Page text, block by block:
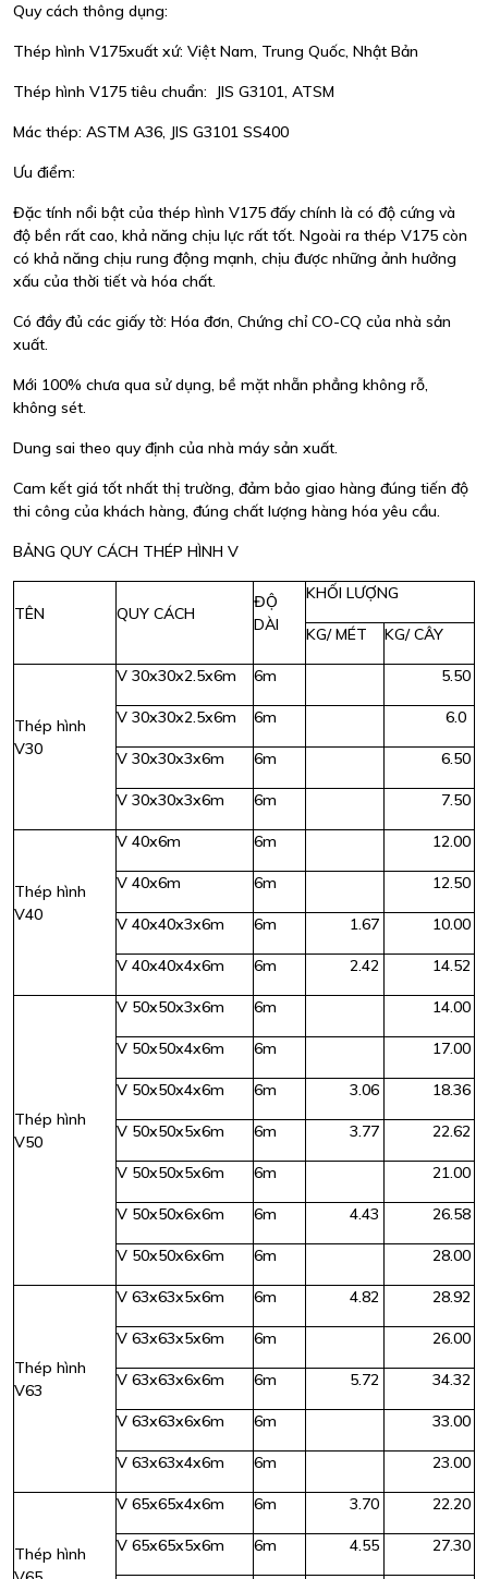
Quy cách thông dụng:
Thép hình V175xuất xứ: Việt Nam, Trung Quốc, Nhật Bản
Thép hình V175 tiêu chuẩn: JIS G3101, ATSM
Mác thép: ASTM A36, JIS G3101 SS400
Ưu điểm:
Đặc tính nổi bật của thép hình V175 đấy chính là có độ cứng và
độ bền rất cao, khả năng chịu lực rất tốt. Ngoài ra thép V175 còn
có khả năng chịu rung động mạnh, chịu được những ảnh hưởng
xấu của thời tiết và hóa chất.
Có đầy đủ các giấy tờ: Hóa đơn, Chứng chỉ CO-CQ của nhà sản
xuất.
Mới 100% chưa qua sử dụng, bề mặt nhẵn phẳng không rỗ,
không sét.
Dung sai theo quy định của nhà máy sản xuất.
Cam kết giá tốt nhất thị trường, đảm bảo giao hàng đúng tiến độ
thi công của khách hàng, đúng chất lượng hàng hóa yêu cầu.
BẢNG QUY CÁCH THÉP HÌNH V
TÊN QUY CÁCH
ĐỘ
DÀI
KHỐI LƯỢNG
KG/ MÉT KG/ CÂY
Thép hình
V30
V 30x30x2.5x6m 6m 5.50
V 30x30x2.5x6m 6m 6.0
V 30x30x3x6m 6m 6.50
V 30x30x3x6m 6m 7.50
Thép hình
V40
V 40x6m 6m 12.00
V 40x6m 6m 12.50
V 40x40x3x6m 6m 1.67 10.00
V 40x40x4x6m 6m 2.42 14.52
Thép hình
V50
V 50x50x3x6m 6m 14.00
V 50x50x4x6m 6m 17.00
V 50x50x4x6m 6m 3.06 18.36
V 50x50x5x6m 6m 3.77 22.62
V 50x50x5x6m 6m 21.00
V 50x50x6x6m 6m 4.43 26.58
V 50x50x6x6m 6m 28.00
Thép hình
V63
V 63x63x5x6m 6m 4.82 28.92
V 63x63x5x6m 6m 26.00
V 63x63x6x6m 6m 5.72 34.32
V 63x63x6x6m 6m 33.00
V 63x63x4x6m 6m 23.00
Thép hình
V 65x65x4x6m 6m 3.70 22.20
V 65x65x5x6m 6m 4.55 27.30